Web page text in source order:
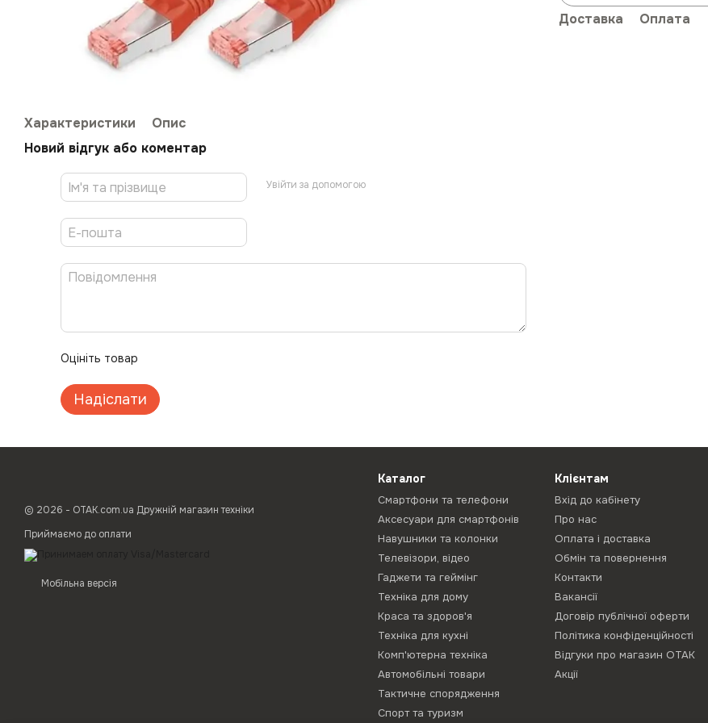
Характеристики
Опис
Новий відгук або коментар
Увійти за допомогою
Оцініть товар
Надіслати
Доставка Оплата
© 2026 - ОТАК.com.ua Дружній магазин техніки
Приймаємо до оплати
Мобільна версія
Каталог
Смартфони та телефони
Аксесуари для смартфонів
Навушники та колонки
Телевізори, відео
Гаджети та геймінг
Техніка для дому
Краса та здоров'я
Техніка для кухні
Комп'ютерна техніка
Автомобільні товари
Тактичне спорядження
Спорт та туризм
Клієнтам
Вхід до кабінету
Про нас
Оплата і доставка
Обмін та повернення
Контакти
Вакансії
Договір публічної оферти
Політика конфіденційності
Відгуки про магазин ОТАК
Акції